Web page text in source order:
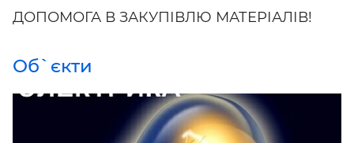
ДОПОМОГА В ЗАКУПІВЛЮ МАТЕРІАЛІВ!
Об`єкти